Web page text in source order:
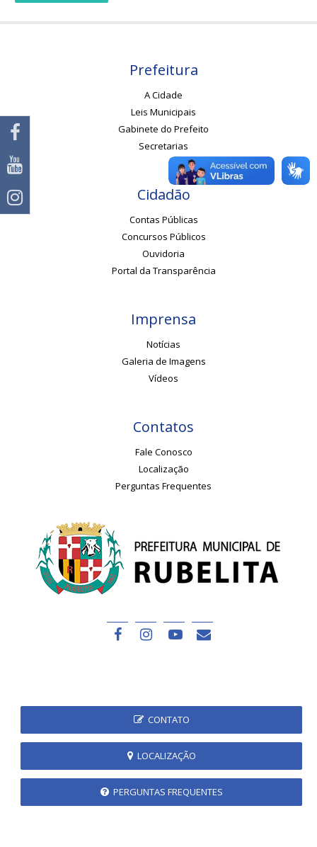
Prefeitura
A Cidade
Leis Municipais
Gabinete do Prefeito
Secretarias
Cidadão
Contas Públicas
Concursos Públicos
Ouvidoria
Portal da Transparência
Imprensa
Notícias
Galeria de Imagens
Vídeos
Contatos
Fale Conosco
Localização
Perguntas Frequentes
CONTATO
LOCALIZAÇÃO
PERGUNTAS FREQUENTES